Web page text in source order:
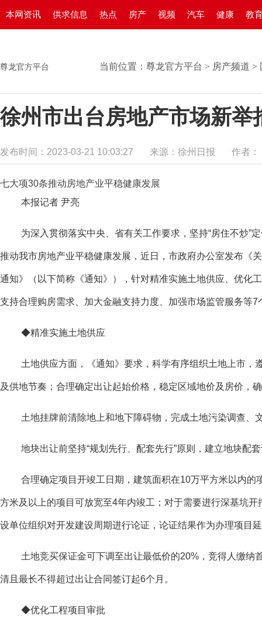
本网资讯 供求信息 热点 房产 视频 汽车 健康 教
尊龙官方平台 当前位置： 尊龙官方平台 > 房产频道 >
徐州市出台房地产市场新举
发布时间：2023-03-21 10:03:27 来源：徐州日报 作者：
七大项30条推动房地产业平稳健康发展
本报记者 尹亮
为深入贯彻落实中央、省有关工作要求，坚持“房住不炒”
推动我市房地产业平稳健康发展，近日，市政府办公室发布《
通知》（以下简称《通知》），针对精准实施土地供应、优化
支持合理购房需求、加大金融支持力度、加强市场监管服务等
◆精准实施土地供应
土地供应方面，《通知》要求，科学有序组织土地上市
及供地节奏；合理确定出让起始价格，稳定区域地价及房价，
土地挂牌前清除地上和地下障碍物，完成土地污染调查、
地块出让前坚持“规划先行、配套先行”原则，建立地块配
合理确定项目开竣工日期，建筑面积在10万平方米以内
方米及以上的项目可放宽至4年内竣工；对于需要进行深基坑
设单位组织对开发建设周期进行论证，论证结果作为办理项目
土地竞买保证金可下调至出让最低价的20%，竞得人缴
清且最长不得超过出让合同签订起6个月。
◆优化工程项目审批